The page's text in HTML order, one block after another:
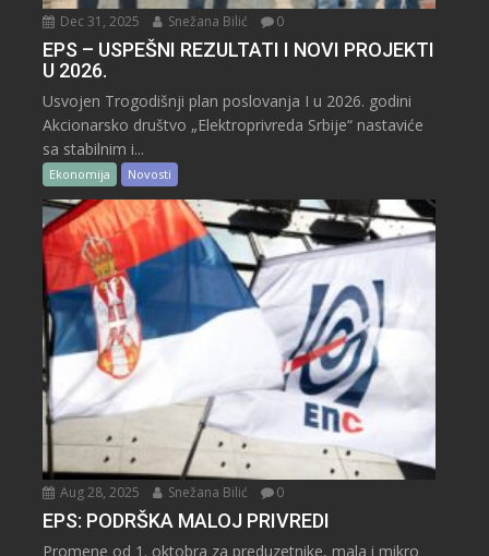
Dec 31, 2025 Snežana Bilić 0
EPS – USPEŠNI REZULTATI I NOVI PROJEKTI
U 2026.
Usvojen Trogodišnji plan poslovanja I u 2026. godini
Akcionarsko društvo „Elektroprivreda Srbije“ nastaviće
sa stabilnim i...
Ekonomija Novosti
Aug 28, 2025 Snežana Bilić 0
EPS: PODRŠKA MALOJ PRIVREDI
Promene od 1. oktobra za preduzetnike, mala i mikro